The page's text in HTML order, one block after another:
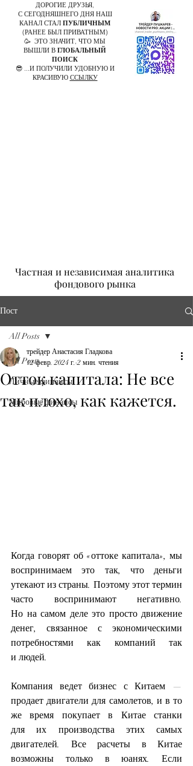
ДОРОГИЕ ДРУЗЬЯ,
С СЕГОДНЯШНЕГО ДНЯ НАШ
КАНАЛ СТАЛ ПУБЛИЧНЫМ
(РАНЕЕ БЫЛ ПРИВАТНЫМ)
🥳 ЭТО ЗНАЧИТ, ЧТО МЫ
ВЫШЛИ В ГЛОБАЛЬНЫЙ
ПОИСК
😎 ...И ПОЛУЧИЛИ УДОБНУЮ И
КРАСИВУЮ ССЫЛКУ
Частная и независимая аналитика
фондового рынка
Пост
All Posts
Личные финансы
Мировые финансы
All Posts
Отток капитала: Не все
так плохо, как кажется.
трейдер Анастасия Гладкова
12 февр. 2024 г. 2 мин. чтения
Когда говорят об «оттоке капитала», мы
воспринимаем это так, что деньги
утекают из страны. Поэтому этот термин
часто воспринимают негативно.
Но на самом деле это просто движение
денег, связанное с экономическими
потребностями как компаний так
и людей.
Компания ведет бизнес с Китаем —
продает двигатели для самолетов, и в то
же время покупает в Китае станки
для их производства этих самых
двигателей. Все расчеты в Китае
возможны только в юанях. Если